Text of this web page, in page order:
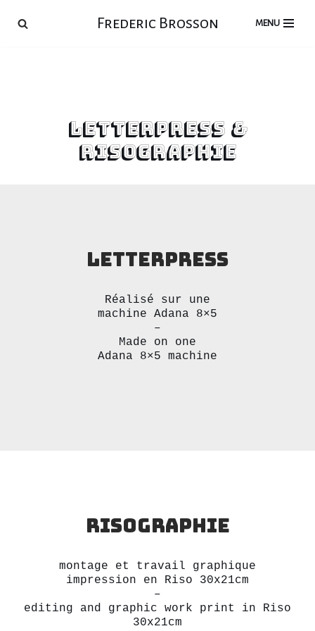
Frederic Brosson MENU
letterpress &
risographie
Letterpress
Réalisé sur une
machine Adana 8×5
–
Made on one
Adana 8×5 machine
Risographie
montage et travail graphique
impression en Riso 30x21cm
–
editing and graphic work print in Riso
30x21cm